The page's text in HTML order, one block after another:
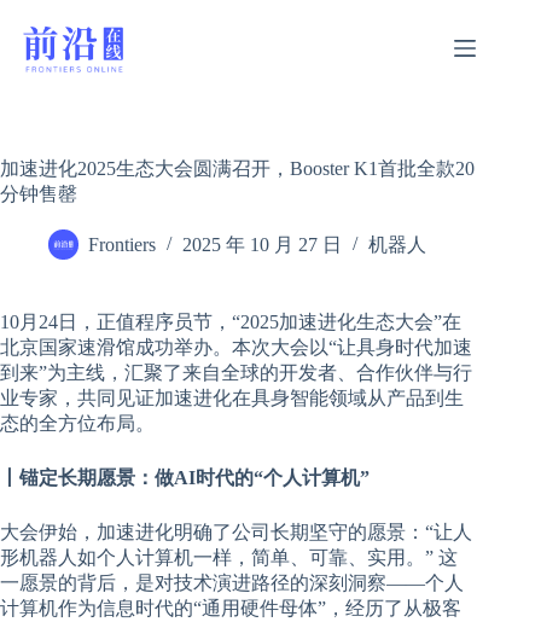
加速进化2025生态大会圆满召开，Booster K1首批全款20
分钟售罄
Frontiers 2025 年 10 月 27 日 机器人
10月24日，正值程序员节，“2025加速进化生态大会”在
北京国家速滑馆成功举办。本次大会以“让具身时代加速
到来”为主线，汇聚了来自全球的开发者、合作伙伴与行
业专家，共同见证加速进化在具身智能领域从产品到生
态的全方位布局。
丨锚定长期愿景：做AI时代的“个人计算机”
大会伊始，加速进化明确了公司长期坚守的愿景：“让人
形机器人如个人计算机一样，简单、可靠、实用。” 这
一愿景的背后，是对技术演进路径的深刻洞察——个人
计算机作为信息时代的“通用硬件母体”，经历了从极客